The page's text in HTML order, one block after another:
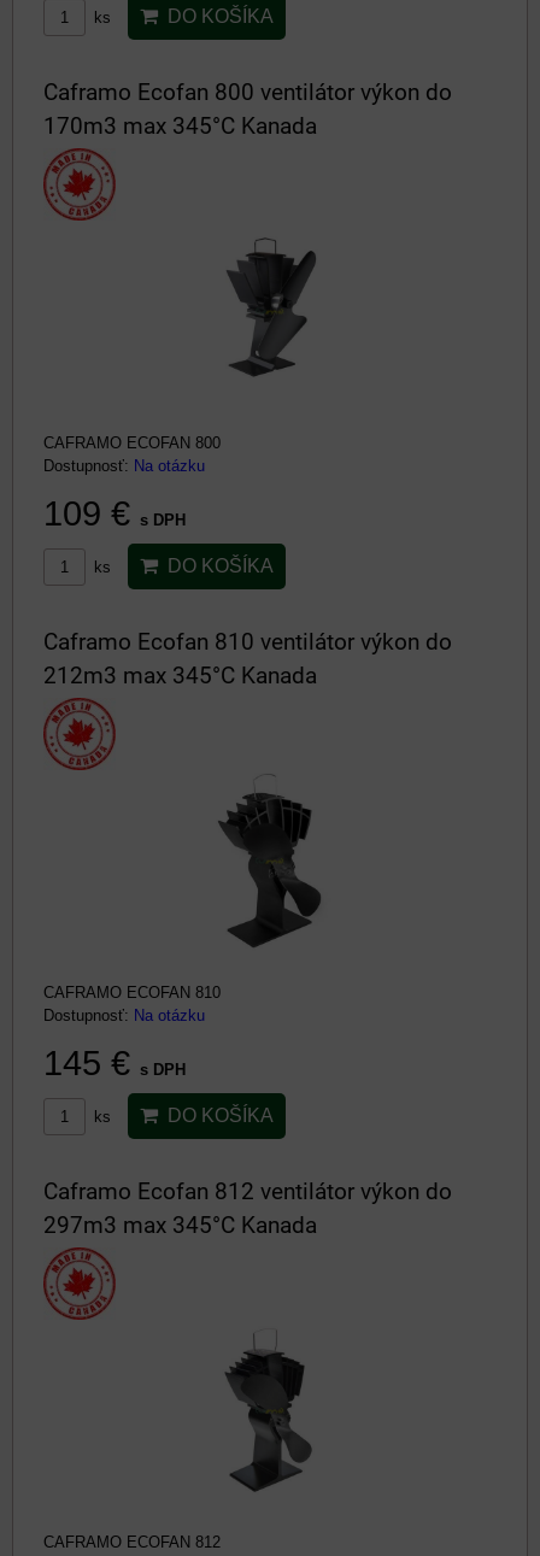
ks DO KOŠÍKA
Caframo Ecofan 800 ventilátor výkon do
170m3 max 345°C Kanada
CAFRAMO ECOFAN 800
Dostupnosť: Na otázku
109 € s DPH
ks DO KOŠÍKA
Caframo Ecofan 810 ventilátor výkon do
212m3 max 345°C Kanada
CAFRAMO ECOFAN 810
Dostupnosť: Na otázku
145 € s DPH
ks DO KOŠÍKA
Caframo Ecofan 812 ventilátor výkon do
297m3 max 345°C Kanada
CAFRAMO ECOFAN 812